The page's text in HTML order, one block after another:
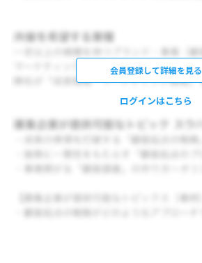
会員登録して詳細を見る
ログインはこちら